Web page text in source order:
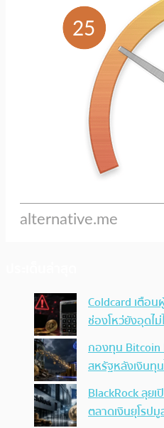
Coldcard เตือ
ช่องโหว่ยังอุดไม่
กองทุน Bitcoin
สหรัฐหลังเงินทุ
BlackRock ลุย
ตลาดเงินยุโรป